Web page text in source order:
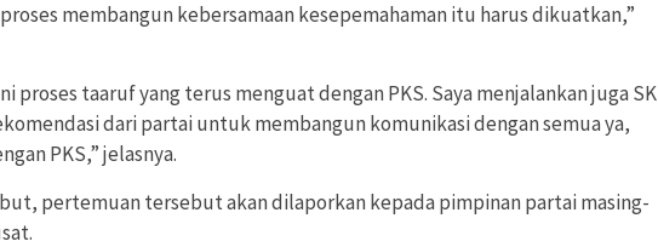
membangun kebersamaan kesepemahaman itu harus dikuatkan,”
proses taaruf yang terus menguat dengan PKS. Saya menjalankan juga SK
dari partai untuk membangun komunikasi dengan semua ya,
PKS,” jelasnya.
pertemuan tersebut akan dilaporkan kepada pimpinan partai masing-